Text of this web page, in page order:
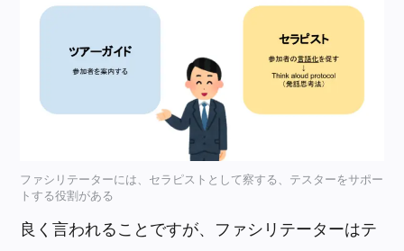
ファシリテーターには、セラピストとして察する、テスターをサポー
トする役割がある
良く言われることですが、ファシリテーターはテ